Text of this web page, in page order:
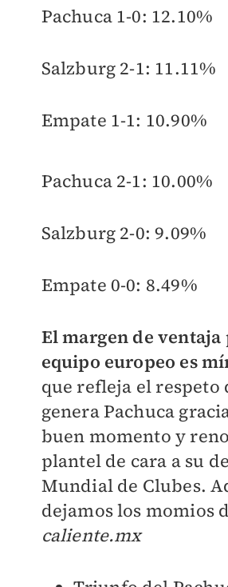
Pachuca 1-0: 12.10%
Salzburg 2-1: 11.11%
Empate 1-1: 10.90%
Pachuca 2-1: 10.00%
Salzburg 2-0: 9.09%
Empate 0-0: 8.49%
El margen de ventaja
equipo europeo es
que refleja el respeto
genera Pachuca
buen momento y
plantel de cara a su
Mundial de Clubes.
dejamos los momios
caliente.mx